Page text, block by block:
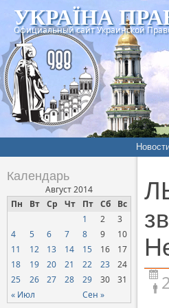
УКРАЇНА
Официальный сайт Украинской
Календарь
Август 2014
Пн
Вт Ср Чт Пт Сб Вс
« Июл Сен »
1 2
3
4
5 6 7 8 9
10
11
12 13 14 15 16
17
18
19 20 21 22 23
24
25
26 27 28 29 30 31